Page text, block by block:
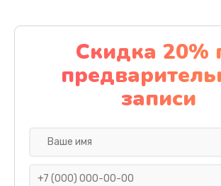
Замена материнской
1100 руб.
Заказать
Скидка 20%
записи